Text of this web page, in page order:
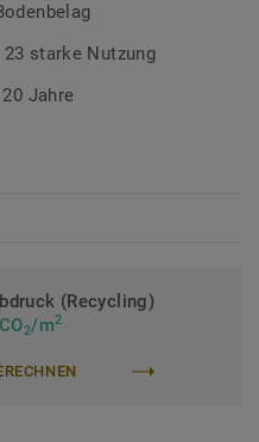
und zu 100%
phthalatfrei und
auf, geprüft nach
mit 0,70 mm
Klick Vinyl.
23 starke Nutzung
20 Jahre
(Recycling)
2/m2